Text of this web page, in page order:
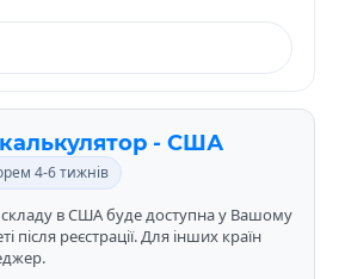
- США
4-6 тижнів
в США буде доступна у Вашому
після реєстрації. Для інших країн